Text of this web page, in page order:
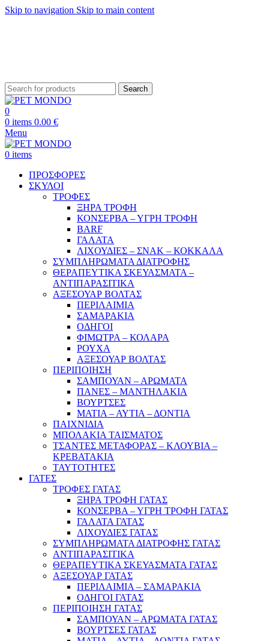
Skip to navigation Skip to main content
Search
0
0 items 0.00 €
Menu
0 items
ΠΡΟΣΦΟΡΕΣ
ΣΚΥΛΟΙ
ΤΡΟΦΕΣ
ΞΗΡΑ ΤΡΟΦΗ
ΚΟΝΣΕΡΒΑ – ΥΓΡΗ ΤΡΟΦΗ
BARF
ΓΑΛΑΤΑ
ΛΙΧΟΥΔΙΕΣ – ΣΝΑΚ – ΚΟΚΚΑΛΑ
ΣΥΜΠΛΗΡΩΜΑΤΑ ΔΙΑΤΡΟΦΗΣ
ΘΕΡΑΠΕΥΤΙΚΑ ΣΚΕΥΑΣΜΑΤΑ –
ΑΝΤΙΠΑΡΑΣΙΤΙΚΑ
ΑΞΕΣΟΥΑΡ ΒΟΛΤΑΣ
ΠΕΡΙΛΑΙΜΙΑ
ΣΑΜΑΡΑΚΙΑ
ΟΔΗΓΟΙ
ΦΙΜΩΤΡΑ – ΚΟΛΑΡΑ
ΡΟΥΧΑ
ΑΞΕΣΟΥΑΡ ΒΟΛΤΑΣ
ΠΕΡΙΠΟΙΗΣΗ
ΣΑΜΠΟΥΑΝ – ΑΡΩΜΑΤΑ
ΠΑΝΕΣ – ΜΑΝΤΗΛΑΚΙΑ
ΒΟΥΡΤΣΕΣ
ΜΑΤΙΑ – ΑΥΤΙΑ – ΔΟΝΤΙΑ
ΠΑΙΧΝΙΔΙΑ
ΜΠΟΛΑΚΙΑ ΤΑΙΣΜΑΤΟΣ
ΤΣΑΝΤΕΣ ΜΕΤΑΦΟΡΑΣ – ΚΛΟΥΒΙΑ –
ΚΡΕΒΑΤΑΚΙΑ
ΤΑΥΤΟΤΗΤΕΣ
ΓΑΤΕΣ
ΤΡΟΦΕΣ ΓΑΤΑΣ
ΞΗΡΑ ΤΡΟΦΗ ΓΑΤΑΣ
ΚΟΝΣΕΡΒΑ – ΥΓΡΗ ΤΡΟΦΗ ΓΑΤΑΣ
ΓΑΛΑΤΑ ΓΑΤΑΣ
ΛΙΧΟΥΔΙΕΣ ΓΑΤΑΣ
ΣΥΜΠΛΗΡΩΜΑΤΑ ΔΙΑΤΡΟΦΗΣ ΓΑΤΑΣ
ΑΝΤΙΠΑΡΑΣΙΤΙΚΑ
ΘΕΡΑΠΕΥΤΙΚΑ ΣΚΕΥΑΣΜΑΤΑ ΓΑΤΑΣ
ΑΞΕΣΟΥΑΡ ΓΑΤΑΣ
ΠΕΡΙΛΑΙΜΙΑ – ΣΑΜΑΡΑΚΙΑ
ΟΔΗΓΟΙ ΓΑΤΑΣ
ΠΕΡΙΠΟΙΗΣΗ ΓΑΤΑΣ
ΣΑΜΠΟΥΑΝ – ΑΡΩΜΑΤΑ ΓΑΤΑΣ
ΒΟΥΡΤΣΕΣ ΓΑΤΑΣ